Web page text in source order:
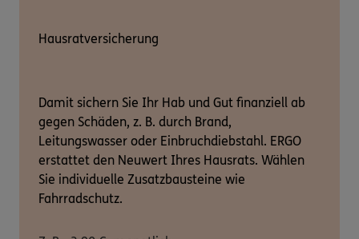
Hausratversicherung
Damit sichern Sie Ihr Hab und Gut finanziell ab
gegen Schäden, z. B. durch Brand,
Leitungswasser oder Einbruchdiebstahl. ERGO
erstattet den Neuwert Ihres Hausrats. Wählen
Sie individuelle Zusatzbausteine wie
Fahrradschutz.